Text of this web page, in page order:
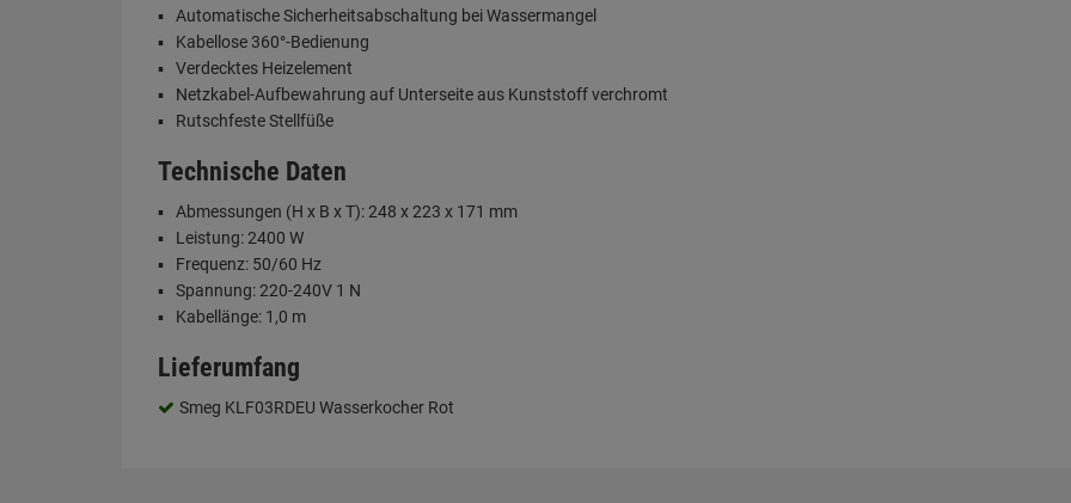
Automatische Sicherheitsabschaltung bei Wassermangel
Kabellose 360°-Bedienung
Verdecktes Heizelement
Netzkabel-Aufbewahrung auf Unterseite aus Kunststoff verchromt
Rutschfeste Stellfüße
Technische Daten
Abmessungen (H x B x T): 248 x 223 x 171 mm
Leistung: 2400 W
Frequenz: 50/60 Hz
Spannung: 220-240V 1 N
Kabellänge: 1,0 m
Lieferumfang
Smeg KLF03RDEU Wasserkocher Rot